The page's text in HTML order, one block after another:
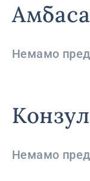
Немамо
Немамо